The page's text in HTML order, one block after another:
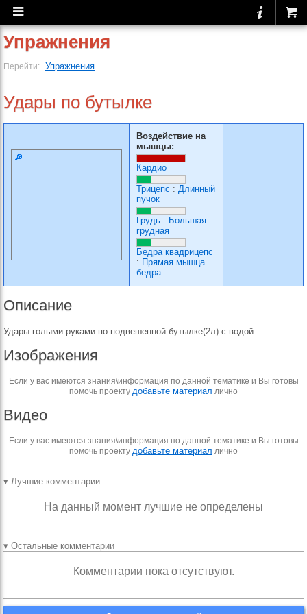
Упражнения
Перейти: Упражнения
Удары по бутылке
Воздействие на
мышцы:
Кардио
Трицепс : Длинный
пучок
Грудь : Большая
грудная
Бедра квадрицепс
: Прямая мышца
бедра
Описание
Удары голыми руками по подвешенной бутылке(2л) с водой
Изображения
Если у вас имеются знания\информация по данной тематике и Вы готовы
помочь проекту добавьте материал лично
Видео
Если у вас имеются знания\информация по данной тематике и Вы готовы
помочь проекту добавьте материал лично
▾ Лучшие комментарии
На данный момент лучшие не определены
▾ Остальные комментарии
Комментарии пока отсутствуют.